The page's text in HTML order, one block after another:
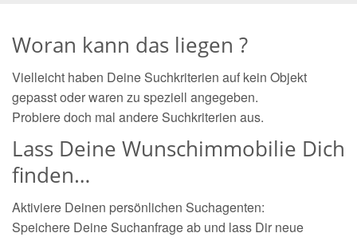
Woran kann das liegen ?
Vielleicht haben Deine Suchkriterien auf kein Objekt
gepasst oder waren zu speziell angegeben.
Probiere doch mal andere Suchkriterien aus.
Lass Deine Wunschimmobilie Dich
finden…
Aktiviere Deinen persönlichen Suchagenten:
Speichere Deine Suchanfrage ab und lass Dir neue